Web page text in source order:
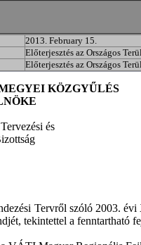
2013. February 15.
Előterjesztés az Országos
Előterjesztés az Országos